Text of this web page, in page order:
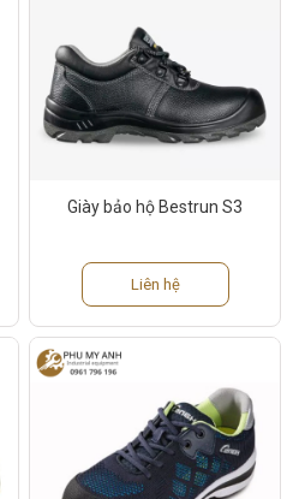
Giày bảo hộ Bestrun S3
Liên hệ